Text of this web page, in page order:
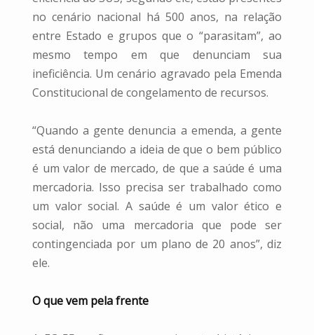
no cenário nacional há 500 anos, na relação
entre Estado e grupos que o “parasitam”, ao
mesmo tempo em que denunciam sua
ineficiência. Um cenário agravado pela Emenda
Constitucional de congelamento de recursos.
“Quando a gente denuncia a emenda, a gente
está denunciando a ideia de que o bem público
é um valor de mercado, de que a saúde é uma
mercadoria. Isso precisa ser trabalhado como
um valor social. A saúde é um valor ético e
social, não uma mercadoria que pode ser
contingenciada por um plano de 20 anos”, diz
ele.
O que vem pela frente